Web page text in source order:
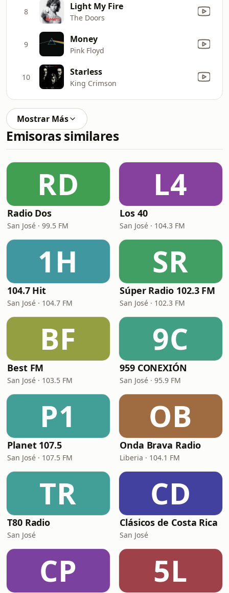
8 Light My Fire
The Doors
9 Money
Pink Floyd
10 Starless
King Crimson
Mostrar Más
Emisoras similares
RD
Radio Dos
San José · 99.5 FM
L4
Los 40
San José · 104.3 FM
1H
104.7 Hit
San José · 104.7 FM
SR
Súper Radio 102.3 FM
San José · 102.3 FM
BF
Best FM
San José · 103.5 FM
9C
959 CONEXIÓN
San José · 95.9 FM
P1
Planet 107.5
San José · 107.5 FM
OB
Onda Brava Radio
Liberia · 104.1 FM
TR
T80 Radio
San José
CD
Clásicos de Costa Rica
San José
CP 5L